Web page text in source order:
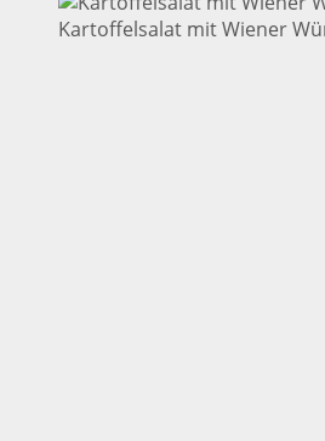
Kartoffelsalat mit Wiener